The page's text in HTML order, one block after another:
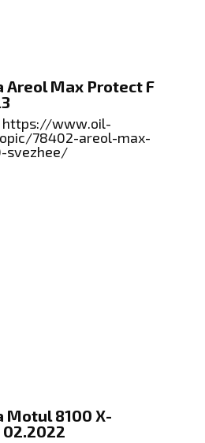
Areol Max Protect F
https://www.oil-
78402-areol-max-
svezhee/
Motul 8100 X-
02.2022